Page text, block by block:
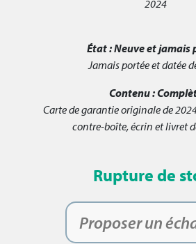
2024
État :Neuve et jamais
Jamais portée et datée
Contenu :
Carte de garantie originale de
contre-boîte, écrin et livret
Rupture de
Proposer un